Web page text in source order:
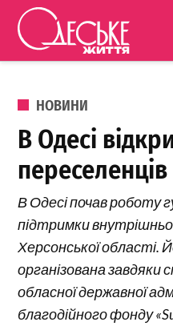
Перейти до вмісту
ОПУБЛІКОВАНО В
НОВИНИ
В Одесі
В Одесі почав роботу
підтримки внутрішньо
Херсонської області.
організована завдяки
обласної державної
благодійного фонду